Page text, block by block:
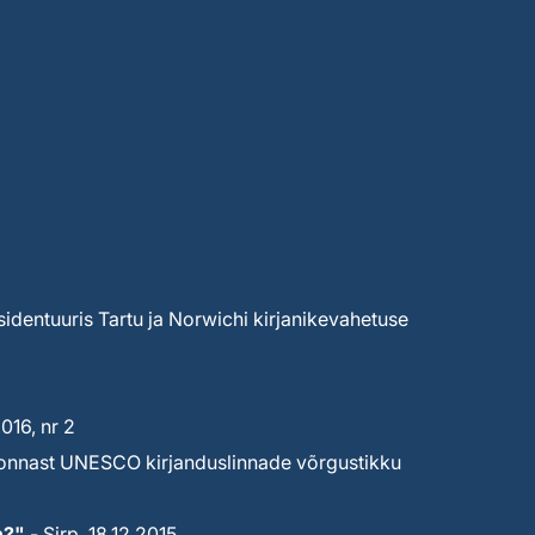
Tartu ja Norwichi kirjanikevahetuse
nr 2
UNESCO kirjanduslinnade võrgustikku